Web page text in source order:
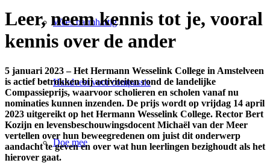
Wees barmhartig
Handvest voor compassie
Doe mee
Leer, neem kennis tot je, vooral
kennis over de ander
5 januari 2023 – Het Hermann Wesselink College in Amstelveen
is actief betrokken bij activiteiten rond de landelijke
Compassieprijs, waarvoor scholieren en scholen vanaf nu
nominaties kunnen inzenden. De prijs wordt op vrijdag 14 april
2023 uitgereikt op het Hermann Wesselink College. Rector Bert
Kozijn en levensbeschouwingsdocent Michaël van der Meer
vertellen over hun beweegredenen om juist dit onderwerp
aandacht te geven en over wat hun leerlingen bezighoudt als het
hierover gaat.